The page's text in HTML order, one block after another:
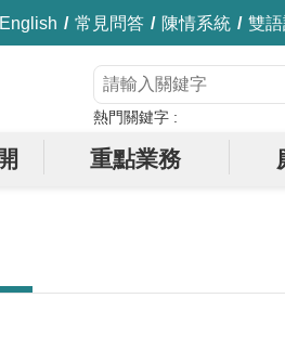
English 常見問答 陳情系統 雙
熱門關鍵字
重點業務